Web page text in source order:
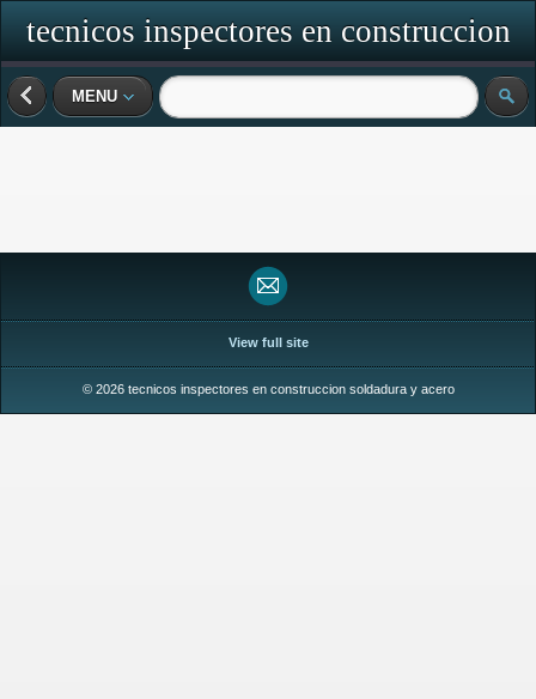
tecnicos inspectores en construccion
soldadura y acero
MENU
View full site
© 2026 tecnicos inspectores en construccion soldadura y acero